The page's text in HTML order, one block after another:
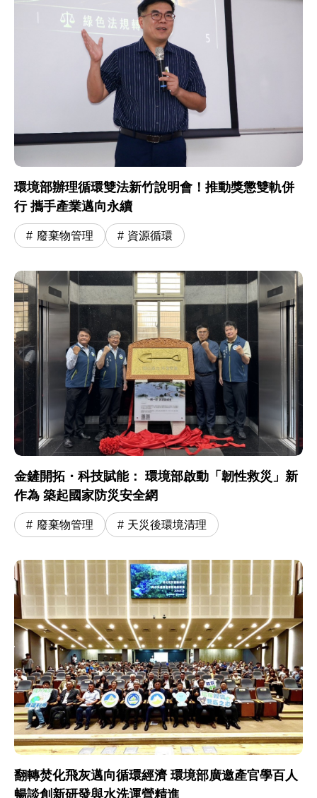
環境部辦理循環雙法新竹說明會！推動獎懲雙軌併
行 攜手產業邁向永續
廢棄物管理 資源循環
金鏟開拓・科技賦能： 環境部啟動「韌性救災」新
作為 築起國家防災安全網
廢棄物管理 天災後環境清理
翻轉焚化飛灰邁向循環經濟 環境部廣邀產官學百人
暢談創新研發與水洗運營精進